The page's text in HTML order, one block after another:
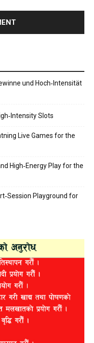
und Hoch‑Intensität
Slots
Live Games for the
High‑Energy Play for the
Playground for